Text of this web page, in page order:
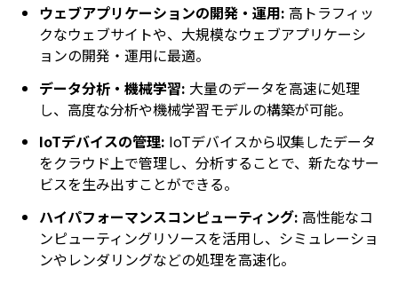
ウェブアプリケーションの開発・運用: 高トラフィッ
クなウェブサイトや、大規模なウェブアプリケーシ
ョンの開発・運用に最適。
データ分析・機械学習: 大量のデータを高速に処理
し、高度な分析や機械学習モデルの構築が可能。
IoTデバイスの管理: IoTデバイスから収集したデータ
をクラウド上で管理し、分析することで、新たなサー
ビスを生み出すことができる。
ハイパフォーマンスコンピューティング: 高性能なコ
ンピューティングリソースを活用し、シミュレーショ
ンやレンダリングなどの処理を高速化。